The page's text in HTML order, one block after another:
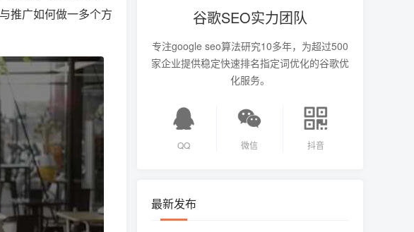
推广如何做一多个方
谷歌SEO实力团队
专注google seo算法研究10多年，为超过500
家企业提供稳定快速排名指定词优化的谷歌优
化服务。
QQ 微信 抖音
最新发布